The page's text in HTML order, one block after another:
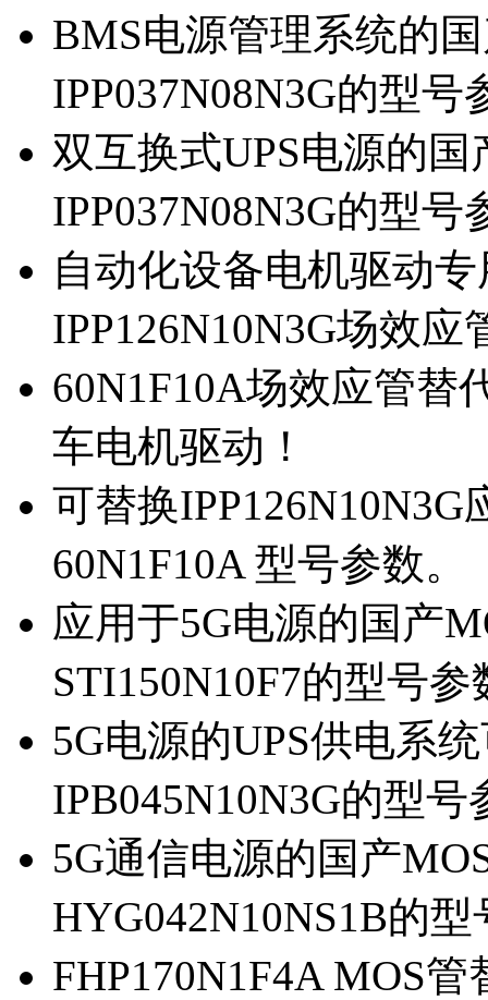
BMS电源管理系统的
IPP037N08N3G的型号
双互换式UPS电源的
IPP037N08N3G的型号
自动化设备电机驱动
IPP126N10N3G场效应
60N1F10A场效应管替
车电机驱动！
可替换
60N1F10A 型号参数。
应用于5G电源的国产
STI150N10F7的型号参
5G电源的UPS供电系
IPB045N10N3G的型号
5G通信电源的国产
HYG042N10NS1B的
FHP170N1F4A MOS